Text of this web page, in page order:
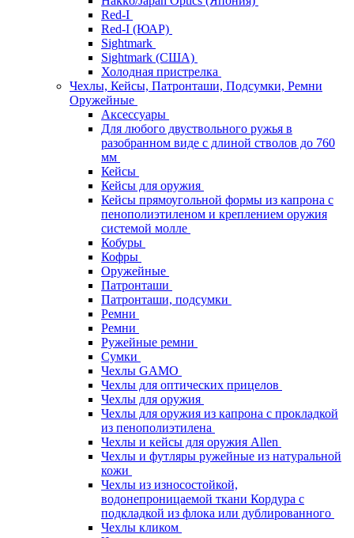
Red-I
Red-I (ЮАР)
Sightmark
Sightmark (США)
Холодная пристрелка
Чехлы, Кейсы, Патронташи, Подсумки, Ремни
Оружейные
Аксессуары
Для любого двуствольного ружья в
разобранном виде с длиной стволов до 760
мм
Кейсы
Кейсы для оружия
Кейсы прямоугольной формы из капрона с
пенополиэтиленом и креплением оружия
системой молле
Кобуры
Кофры
Оружейные
Патронташи
Патронташи, подсумки
Ремни
Ремни
Ружейные ремни
Сумки
Чехлы GAMO
Чехлы для оптических прицелов
Чехлы для оружия
Чехлы для оружия из капрона с прокладкой
из пенополиэтилена
Чехлы и кейсы для оружия Allen
Чехлы и футляры ружейные из натуральной
кожи
Чехлы из износостойкой,
водонепроницаемой ткани Кордура с
подкладкой из флока или дублированного
Чехлы кликом